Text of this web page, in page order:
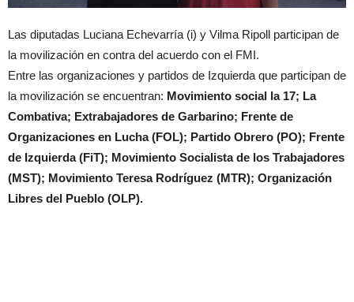
Las diputadas Luciana Echevarría (i) y Vilma Ripoll participan de
la movilización en contra del acuerdo con el FMI.
Entre las organizaciones y partidos de Izquierda que participan de
la movilización se encuentran: Movimiento social la 17; La
Combativa; Extrabajadores de Garbarino; Frente de
Organizaciones en Lucha (FOL); Partido Obrero (PO); Frente
de Izquierda (FiT); Movimiento Socialista de los Trabajadores
(MST); Movimiento Teresa Rodríguez (MTR); Organización
Libres del Pueblo (OLP).